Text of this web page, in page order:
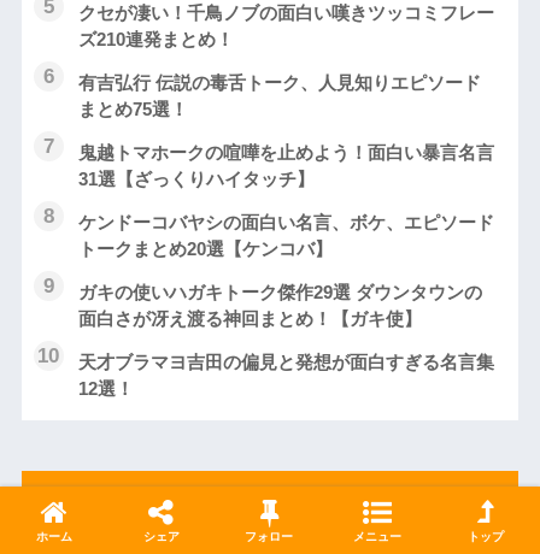
クセが凄い！千鳥ノブの面白い嘆きツッコミフレー
ズ210連発まとめ！
有吉弘行 伝説の毒舌トーク、人見知りエピソード
まとめ75選！
鬼越トマホークの喧嘩を止めよう！面白い暴言名言
31選【ざっくりハイタッチ】
ケンドーコバヤシの面白い名言、ボケ、エピソード
トークまとめ20選【ケンコバ】
ガキの使いハガキトーク傑作29選 ダウンタウンの
面白さが冴え渡る神回まとめ！【ガキ使】
天才ブラマヨ吉田の偏見と発想が面白すぎる名言集
12選！
新着
ホーム シェア フォロー メニュー トップ